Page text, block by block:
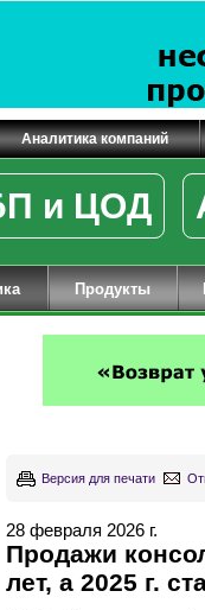
Аналитика компаний
и ЦОД
Продукты
Версия для печати
28 февраля 2026 г.
Продажи
лет, а 2025 г.